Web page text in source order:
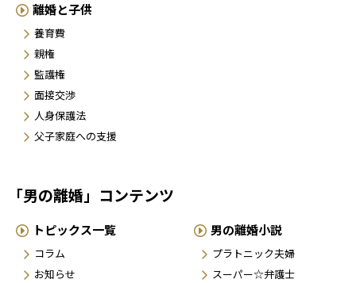
離婚と子供
養育費
親権
監護権
面接交渉
人身保護法
父子家庭への支援
「男の離婚」コンテンツ
トピックス一覧
コラム
お知らせ
男の離婚小説
プラトニック夫婦
スーパー☆弁護士